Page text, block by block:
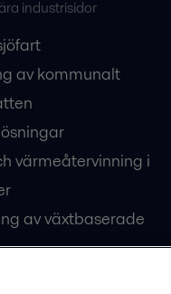
industrisidor
av kommunalt
värmeåtervinning i
av växtbaserade